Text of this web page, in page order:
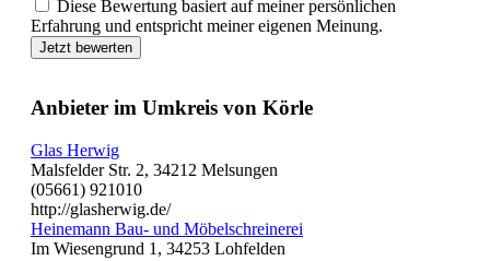
Diese Bewertung basiert auf meiner persönlichen
Erfahrung und entspricht meiner eigenen Meinung.
Jetzt bewerten
Anbieter im Umkreis von Körle
Glas Herwig
Malsfelder Str. 2, 34212 Melsungen
(05661) 921010
http://glasherwig.de/
Heinemann Bau- und Möbelschreinerei
Im Wiesengrund 1, 34253 Lohfelden